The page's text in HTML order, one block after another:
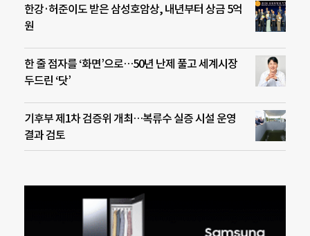
한강·허준이도 받은 삼성호암상, 내년부터 상금 5억
원
한 줄 점자를 ‘화면’으로…50년 난제 풀고 세계시장
두드린 ‘닷’
기후부 제1차 검증위 개최…복류수 실증 시설 운영
결과 검토